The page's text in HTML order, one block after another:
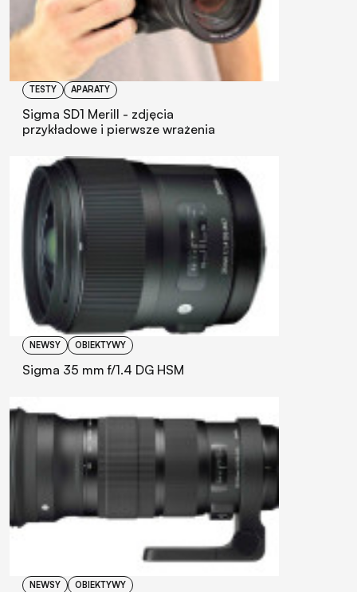
TESTY APARATY
Sigma SD1 Merill - zdjęcia
przykładowe i pierwsze wrażenia
NEWSY OBIEKTYWY
Sigma 35 mm f/1.4 DG HSM
NEWSY OBIEKTYWY